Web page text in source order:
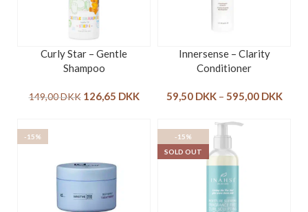
Curly Star – Gentle
Shampoo
149,00DKK 126,65 DKK
Innersense – Clarity
Conditioner
59,50 DKK – 595,00 DKK
-15%
-15%
SOLD OUT